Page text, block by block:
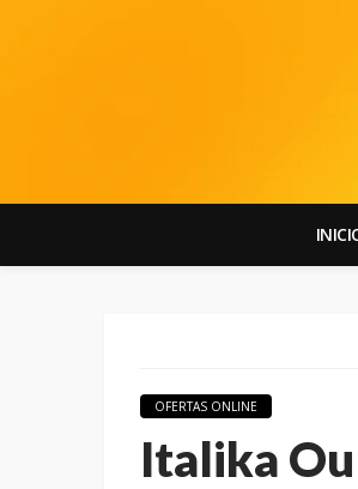
OFERTAS ONLINE
Italika